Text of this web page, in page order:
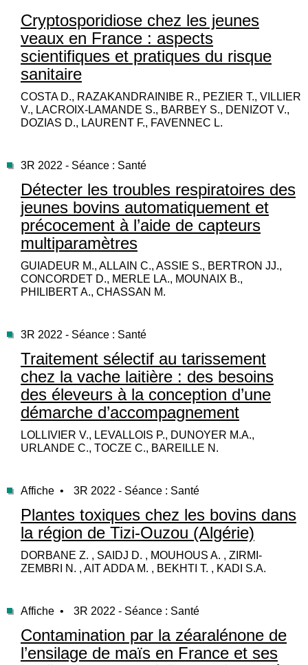
Cryptosporidiose chez les jeunes
veaux en France : aspects
scientifiques et pratiques du risque
sanitaire
COSTA D., RAZAKANDRAINIBE R., PEZIER T., VILLIER
V., LACROIX-LAMANDE S., BARBEY S., DENIZOT V.,
DOZIAS D., LAURENT F., FAVENNEC L.
3R 2022 - Séance : Santé
Détecter les troubles respiratoires des
jeunes bovins automatiquement et
précocement à l’aide de capteurs
multiparamètres
GUIADEUR M., ALLAIN C., ASSIE S., BERTRON JJ.,
CONCORDET D., MERLE LA., MOUNAIX B.,
PHILIBERT A., CHASSAN M.
3R 2022 - Séance : Santé
Traitement sélectif au tarissement
chez la vache laitière : des besoins
des éleveurs à la conception d’une
démarche d’accompagnement
LOLLIVIER V., LEVALLOIS P., DUNOYER M.A.,
URLANDE C., TOCZE C., BAREILLE N.
Affiche • 3R 2022 - Séance : Santé
Plantes toxiques chez les bovins dans
la région de Tizi-Ouzou (Algérie)
DORBANE Z. , SAIDJ D. , MOUHOUS A. , ZIRMI-
ZEMBRI N. , AIT ADDA M. , BEKHTI T. , KADI S.A.
Affiche • 3R 2022 - Séance : Santé
Contamination par la zéaralénone de
l’ensilage de maïs en France et ses